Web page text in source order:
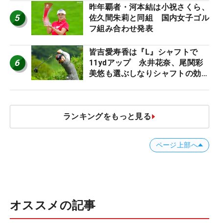
ロたちの“飛ばしギア”】
5
昨年覇者・河本結は小祝さくら、
佐久間朱莉と同組 国内女子ゴル
フ組み合わせ発表
6
皆吉愛寿香は『L』シャフトで
11ydアップ 永井花奈、尾関彩
美悠も選ぶしなりシャフトの効果
ランキングをもっと見る
ページ上部へ
オススメの記事